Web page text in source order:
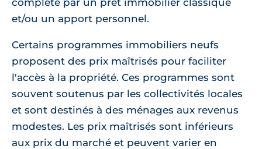
complété par un prêt immobilier classique
et/ou un apport personnel.
Certains programmes immobiliers neufs
proposent des prix maîtrisés pour faciliter
l'accès à la propriété. Ces programmes sont
souvent soutenus par les collectivités locales
et sont destinés à des ménages aux revenus
modestes. Les prix maîtrisés sont inférieurs
aux prix du marché et peuvent varier en